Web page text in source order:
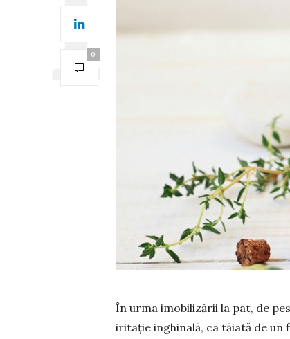
0
În urma imobilizării la pat, de
iritație inghinală, ca tăiată de